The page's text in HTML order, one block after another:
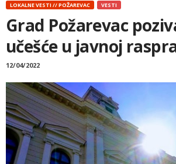
LOKALNE VESTI // POŽAREVAC VESTI
Grad Požarevac
učešće u javnoj
12/04/2022